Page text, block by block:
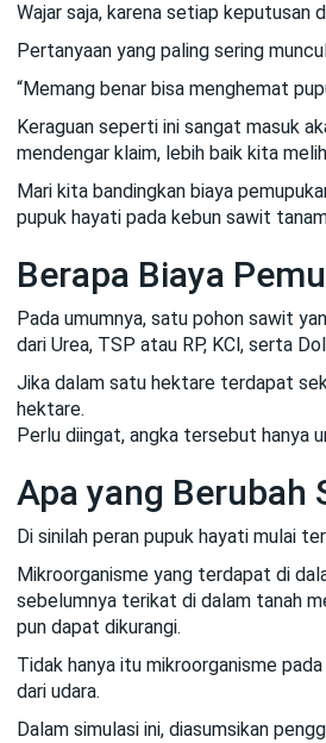
Wajar saja, karena setiap keputusan
Pertanyaan yang paling sering
“Memang benar bisa menghemat
Keraguan seperti ini sangat masuk
mendengar klaim, lebih baik kita
Mari kita bandingkan biaya
pupuk hayati pada kebun sawit
Berapa Biaya
Pada umumnya, satu pohon sawit
dari Urea, TSP atau RP, KCl, serta
Jika dalam satu hektare terdapat
hektare.
Perlu diingat, angka tersebut hanya
Apa yang Berubah
Di sinilah peran pupuk hayati mulai
Mikroorganisme yang terdapat di
sebelumnya terikat di dalam tanah
pun dapat dikurangi.
Tidak hanya itu mikroorganisme
dari udara.
Dalam simulasi ini, diasumsikan